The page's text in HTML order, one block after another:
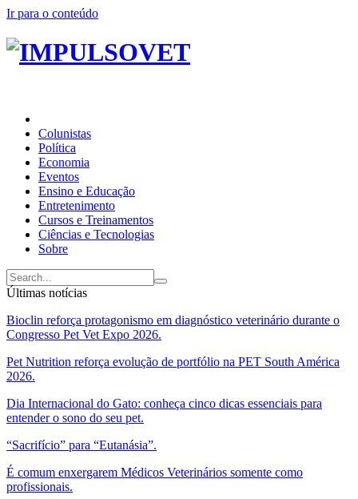
Ir para o conteúdo
Colunistas
Política
Economia
Eventos
Ensino e Educação
Entretenimento
Cursos e Treinamentos
Ciências e Tecnologias
Sobre
Últimas notícias
Bioclin reforça protagonismo em diagnóstico veterinário durante o
Congresso Pet Vet Expo 2026.
Pet Nutrition reforça evolução de portfólio na PET South América
2026.
Dia Internacional do Gato: conheça cinco dicas essenciais para
entender o sono do seu pet.
“Sacrifício” para “Eutanásia”.
É comum enxergarem Médicos Veterinários somente como
profissionais.